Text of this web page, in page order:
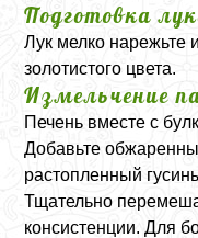
Подготовка
Лук мелко нарежьте
золотистого цвета.
Измельчение
Печень вместе с
Добавьте
растопленный
Тщательно
консистенции. Для